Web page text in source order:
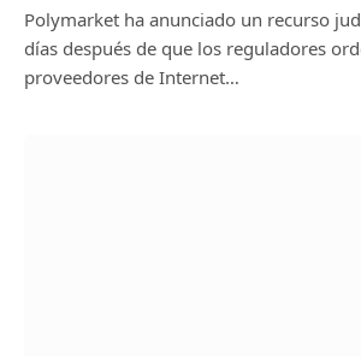
Polymarket ha anunciado un recurso
días después de que los reguladores
proveedores de Internet…